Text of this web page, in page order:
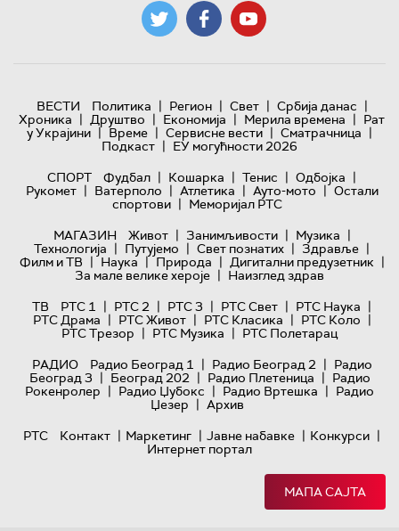
ВЕСТИ Политика | Регион | Свет | Србија данас |
Хроника | Друштво | Економија | Мерила времена | Рат
у Украјини | Време | Сервисне вести | Сматрачница |
Подкаст | ЕУ могућности 2026
СПОРТ
Фудбал | Кошарка | Тенис | Одбојка |
Рукомет | Ватерполо | Атлетика | Ауто-мото | Остали
спортови | Меморијал РТС
МАГАЗИН
Живот | Занимљивости | Музика |
Технологијa | Путујемо | Свет познатих | Здравље |
Филм и ТВ | Наука | Природа | Дигитални предузетник |
За мале велике хероје | Наизглед здрав
ТВ
РТС 1 | РТС 2 | РТС 3 | РТС Свет | РТС Наука |
РТС Драма | РТС Живот | РТС Класика | РТС Коло |
РТС Трезор | РТС Музика | РТС Полетарац
РАДИО
Радио Београд 1 | Радио Београд 2 | Радио
Београд 3 | Београд 202 | Радио Плетеница | Радио
Рокенролер | Радио Џубокс | Радио Вртешка | Радио
Џезер | Архив
РТС
Контакт | Маркетинг | Јавне набавке | Конкурси |
Интернет портал
МАПА САЈТА